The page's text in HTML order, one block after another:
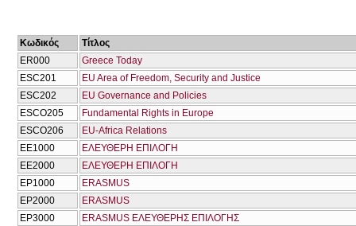
Κωδικός
Τίτλος
ER000
Greece Today
ESC201
EU Area of Freedom, Security and Justice
ESC202
EU Governance and Policies
ESCO205
Fundamental Rights in Europe
ESCO206
EU-Africa Relations
ΕΕ1000
ΕΛΕΥΘΕΡΗ ΕΠΙΛΟΓΗ
ΕΕ2000
ΕΛΕΥΘΕΡΗ ΕΠΙΛΟΓΗ
ΕΡ1000
ERASMUS
ΕΡ2000
ERASMUS
ΕΡ3000
ERASMUS ΕΛΕΥΘΕΡΗΣ ΕΠΙΛΟΓΗΣ